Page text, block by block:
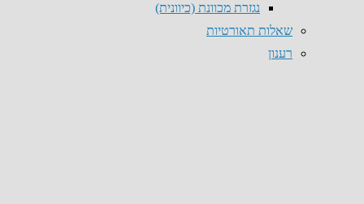
נגזרת מכוונת (כיוונית)
שאלות תאורטיות
רענון